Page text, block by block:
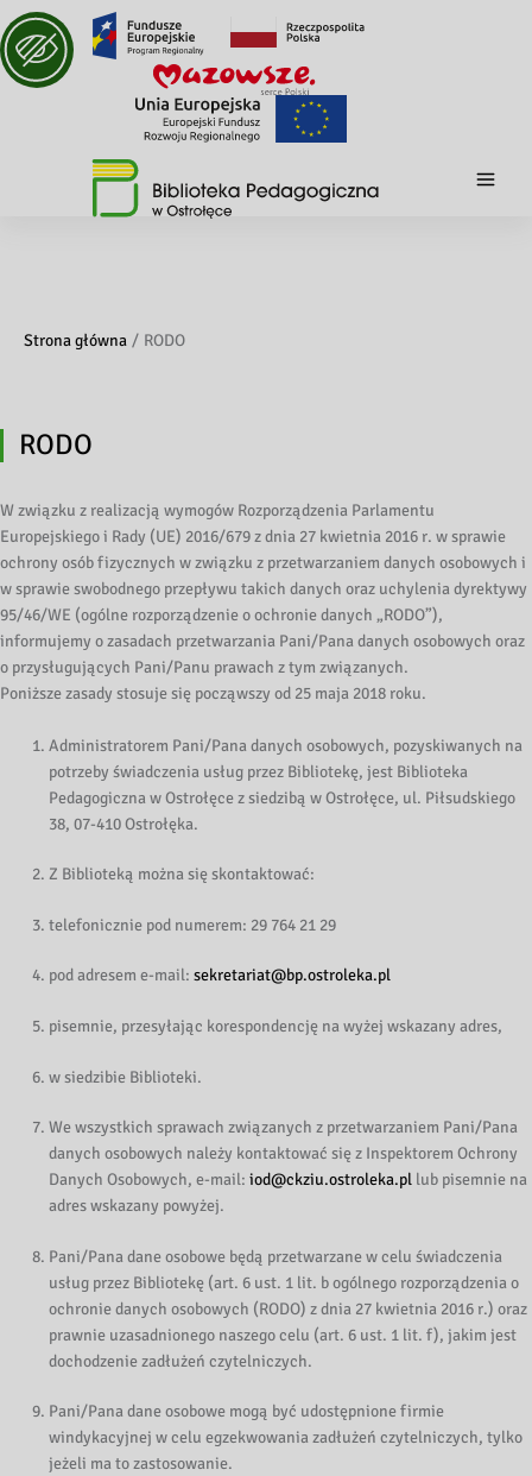
Strona główna RODO
RODO
W związku z realizacją wymogów Rozporządzenia Parlamentu
Europejskiego i Rady (UE) 2016/679 z dnia 27 kwietnia 2016 r. w sprawie
ochrony osób fizycznych w związku z przetwarzaniem danych osobowych i
w sprawie swobodnego przepływu takich danych oraz uchylenia dyrektywy
95/46/WE (ogólne rozporządzenie o ochronie danych „RODO”),
informujemy o zasadach przetwarzania Pani/Pana danych osobowych oraz
o przysługujących Pani/Panu prawach z tym związanych.
Poniższe zasady stosuje się począwszy od 25 maja 2018 roku.
Administratorem Pani/Pana danych osobowych, pozyskiwanych na
potrzeby świadczenia usług przez Bibliotekę, jest Biblioteka
Pedagogiczna w Ostrołęce z siedzibą w Ostrołęce, ul. Piłsudskiego
38, 07-410 Ostrołęka.
Z Biblioteką można się skontaktować:
telefonicznie pod numerem: 29 764 21 29
pod adresem e-mail:sekretariat@bp.ostroleka.pl
pisemnie, przesyłając korespondencję na wyżej wskazany adres,
w siedzibie Biblioteki.
We wszystkich sprawach związanych z przetwarzaniem Pani/Pana
danych osobowych należy kontaktować się z Inspektorem Ochrony
Danych Osobowych, e-mail:iod@ckziu.ostroleka.pl lub pisemnie na
adres wskazany powyżej.
Pani/Pana dane osobowe będą przetwarzane w celu świadczenia
usług przez Bibliotekę (art. 6 ust. 1 lit. b ogólnego rozporządzenia o
ochronie danych osobowych (RODO) z dnia 27 kwietnia 2016 r.) oraz
prawnie uzasadnionego naszego celu (art. 6 ust. 1 lit. f), jakim jest
dochodzenie zadłużeń czytelniczych.
Pani/Pana dane osobowe mogą być udostępnione firmie
windykacyjnej w celu egzekwowania zadłużeń czytelniczych, tylko
jeżeli ma to zastosowanie.